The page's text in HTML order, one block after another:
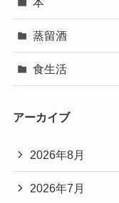
蒸留酒
食生活
アーカイブ
2026年8月
2026年7月